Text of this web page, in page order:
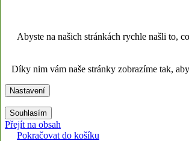
Abyste na našich stránkách rychle našli to,
Díky nim vám naše stránky zobrazíme tak,
Nastavení
Souhlasím
Přejít na obsah
Pokračovat do košíku